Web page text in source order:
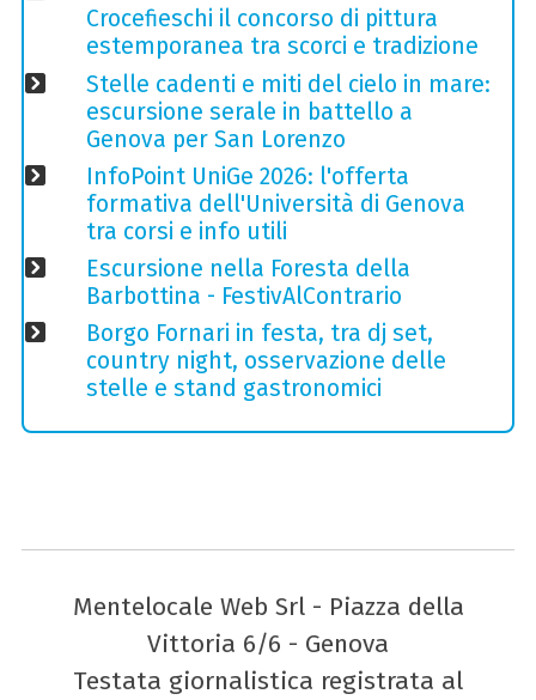
Crocefieschi il concorso di pittura
estemporanea tra scorci e tradizione
Stelle cadenti e miti del cielo in mare:
escursione serale in battello a
Genova per San Lorenzo
InfoPoint UniGe 2026: l'offerta
formativa dell'Università di Genova
tra corsi e info utili
Escursione nella Foresta della
Barbottina - FestivAlContrario
Borgo Fornari in festa, tra dj set,
country night, osservazione delle
stelle e stand gastronomici
Mentelocale Web Srl - Piazza della
Vittoria 6/6 - Genova
Testata giornalistica registrata al